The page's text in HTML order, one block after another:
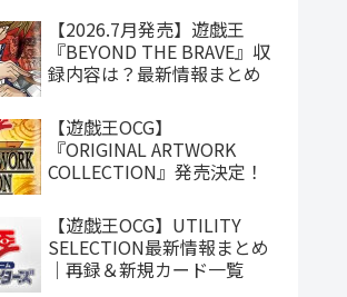
【2026.7月発売】遊戯王
『BEYOND THE BRAVE』収
録内容は？最新情報まとめ
【遊戯王OCG】
『ORIGINAL ARTWORK
COLLECTION』発売決定！
【遊戯王OCG】UTILITY
SELECTION最新情報まとめ
｜再録＆新規カード一覧